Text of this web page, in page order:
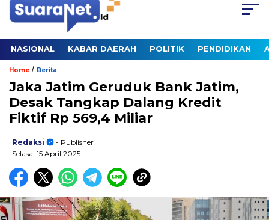
NASIONAL KABAR DAERAH POLITIK PENDIDIKAN
Home / Berita
Jaka Jatim Geruduk Bank Jatim,
Desak Tangkap Dalang Kredit
Fiktif Rp 569,4 Miliar
Redaksi
- Publisher
Selasa, 15 April 2025